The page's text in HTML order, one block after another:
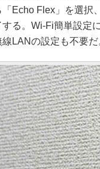
Echo Flex」を選択
る。Wi-Fi簡単設定
LANの設定も不要だ